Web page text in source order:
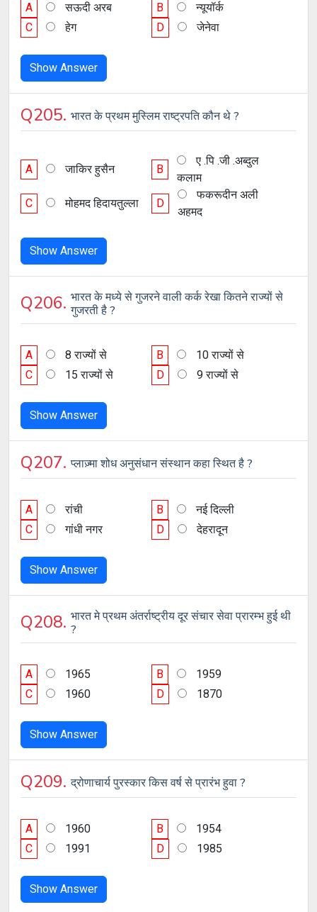
A सऊदी अरब B
न्यूयॉर्क
C
हेग D जेनेवा
Show Answer
Q205. भारत के प्रथम मुस्लिम राष्ट्रपति कौन थे ?
A जाकिर हुसैन B
ए .पि .जी .अब्दुल
कलाम
C
मोहमद हिदायतुल्ला D
फकरूदीन अली
अहमद
Show Answer
Q206.भारत के मध्ये से गुजरने वाली कर्क रेखा कितने राज्यों से
गुजरती है ?
A 8 राज्यों से B
10 राज्यों से
C
15 राज्यों से D 9 राज्यों से
Show Answer
Q207.प्लाज़्मा शोध अनुसंधान संस्थान कहा स्थित है ?
A रांची B
नई दिल्ली
C
गांधी नगर D देहरादून
Show Answer
Q208. भारत मे प्रथम अंतर्राष्ट्रीय दूर संचार सेवा प्रारम्भ हुई थी
?
A 1965 B
1959
C
1960 D 1870
Show Answer
Q209.द्रोणाचार्य पुरस्कार किस वर्ष से प्रारंभ हुवा ?
A 1960 B
1954
C
1991 D 1985
Show Answer